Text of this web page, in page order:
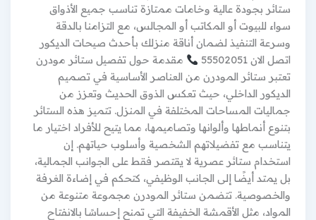
ستائر بجودة عالية وخامات ممتازة تناسب جميع الأذواق
سواء للبيوت أو المكاتب أو المجالس، مع التزامنا بالدقة
وسرعة التنفيذ لضمان أناقة منزلك بأحدث صيحات الديكور
اتصل الان 55502051
مقدمة حول تفصيل ستائر مودرن
تعتبر ستائر المودرن من العناصر الأساسية في تصميم
الديكور الداخلي، حيث تعكس الذوق الحديث وتعزز من
جماليات المساحات المختلفة في المنزل. تتميز هذه الستائر
بتنوع أنماطها وألوانها وتصاميمها، مما يتيح للأفراد اختيار ما
يتناسب مع تفضيلاتهم الشخصية وأسلوب حياتهم. إن
استخدام ستائر عصرية لا يقتصر فقط على الجوانب الجمالية،
بل يمتد أيضًا إلى الجانب الوظيفي، كتحكم في إضاءة الغرفة
والخصوصية. تتضمن ستائر المودرن مجموعة متنوعة من
المواد، مثل الأقمشة الخفيفة التي تمنح إحساسًا بالانفتاح